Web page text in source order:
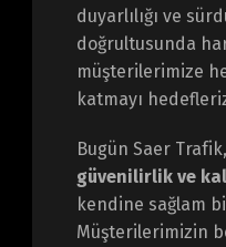
duyarlılığı ve
doğrultusunda
müşterilerimize
katmayı
Bugün Saer
güvenilirlik ve
kendine sağlam
Müşterilerimizin